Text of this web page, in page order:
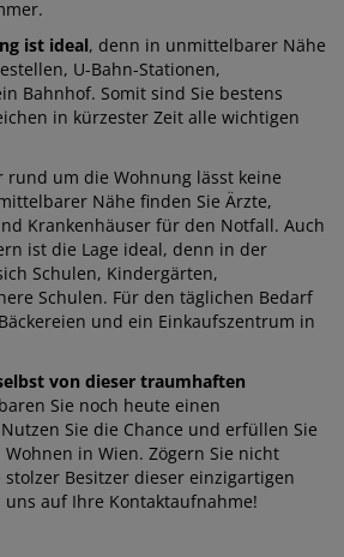
ist ideal, denn in unmittelbarer Nähe
U-Bahn-Stationen,
Bahnhof. Somit sind Sie bestens
in kürzester Zeit alle wichtigen
um die Wohnung lässt keine
Nähe finden Sie Ärzte,
Krankenhäuser für den Notfall. Auch
ist die Lage ideal, denn in der
Schulen, Kindergärten,
Schulen. Für den täglichen Bedarf
und ein Einkaufszentrum in
von dieser traumhaften
Sie noch heute einen
Sie die Chance und erfüllen Sie
in Wien. Zögern Sie nicht
Besitzer dieser einzigartigen
auf Ihre Kontaktaufnahme!